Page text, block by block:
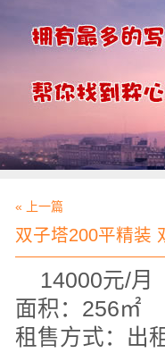
« 上一篇
双子塔200平精装
14000元/月
面积：256㎡
租售方式：出